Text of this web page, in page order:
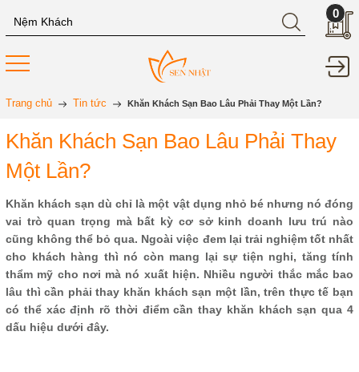
0
Trang chủ Tin tức Khăn Khách Sạn Bao Lâu Phải Thay Một Lần?
Khăn Khách Sạn Bao Lâu Phải Thay
Một Lần?
Khăn khách sạn dù chỉ là một vật dụng nhỏ bé nhưng nó đóng
vai trò quan trọng mà bất kỳ cơ sở kinh doanh lưu trú nào
cũng không thể bỏ qua. Ngoài việc đem lại trải nghiệm tốt nhất
cho khách hàng thì nó còn mang lại sự tiện nghi, tăng tính
thẩm mỹ cho nơi mà nó xuất hiện. Nhiều người thắc mắc bao
lâu thì cần phải thay khăn khách sạn một lần, trên thực tế bạn
có thể xác định rõ thời điểm cần thay khăn khách sạn qua 4
dấu hiệu dưới đây.